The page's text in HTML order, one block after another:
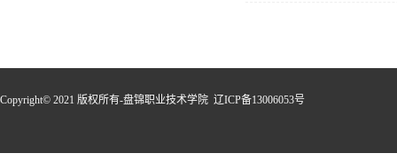
Copyright© 2021 版权所有-盘锦职业技术学院 辽ICP备13006053号